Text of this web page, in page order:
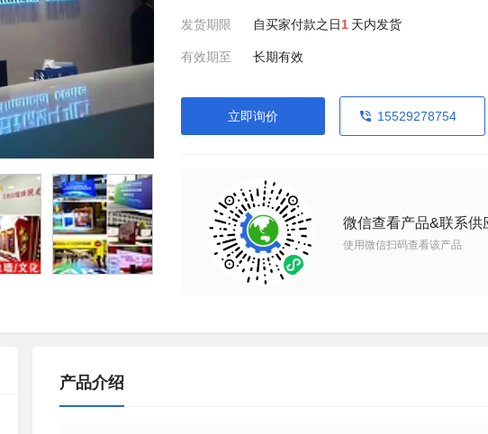
发货期限 自买家付款之日1 天内发货
有效期至 长期有效
立即询价 15529278754
微信查看产品&联系供
使用微信扫码查看该产品
产品介绍